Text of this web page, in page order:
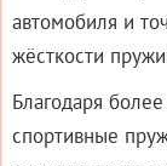
автомобиля и
жёсткости
Благодаря
спортивные